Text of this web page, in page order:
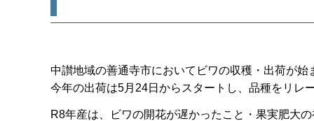
中讃地域の善通寺市においてビワの収穫・出荷が始
今年の出荷は5月24日からスタートし、品種をリレ
R8年産は、ビワの開花が遅かったこと・果実肥大